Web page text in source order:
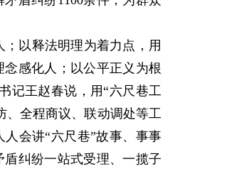
以释法明理为着力点，用
感化人；以公平正义为根
记王赵春说，用“六尺巷工
、全程商议、联动调处等工
会讲“六尺巷”故事、事事
纠纷一站式受理、一揽子